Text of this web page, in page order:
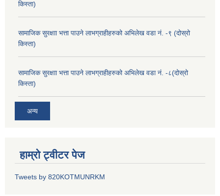
किस्ता)
सामाजिक सुरक्षाा भत्ता पाउने लाभग्राहीहरुको अभिलेख वडा नं. -९ (दोस्रो
किस्ता)
सामाजिक सुरक्षाा भत्ता पाउने लाभग्राहीहरुको अभिलेख वडा नं. -८(दोस्रो
किस्ता)
अन्य
हाम्रो ट्वीटर पेज
Tweets by 820KOTMUNRKM